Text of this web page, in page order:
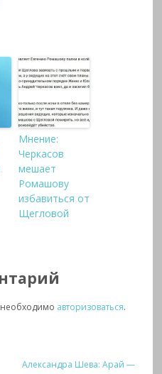
Мнение:
Черкасов
мешает
Ромашову
избавиться от
Щегловой
авторизоваться.
Александра Шева: Арай —